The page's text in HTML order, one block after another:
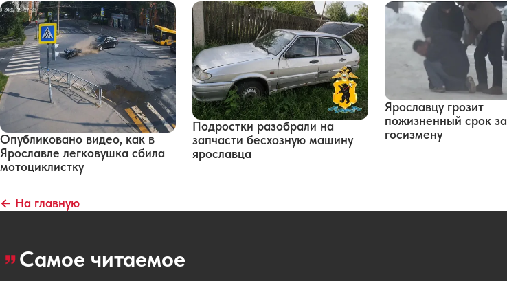
Опубликовано видео, как в
Ярославле легковушка сбила
мотоциклистку
Подростки разобрали на
запчасти бесхозную машину
ярославца
Ярославцу грозит
пожизненный срок за
госизмену
← На главную
Самое читаемое